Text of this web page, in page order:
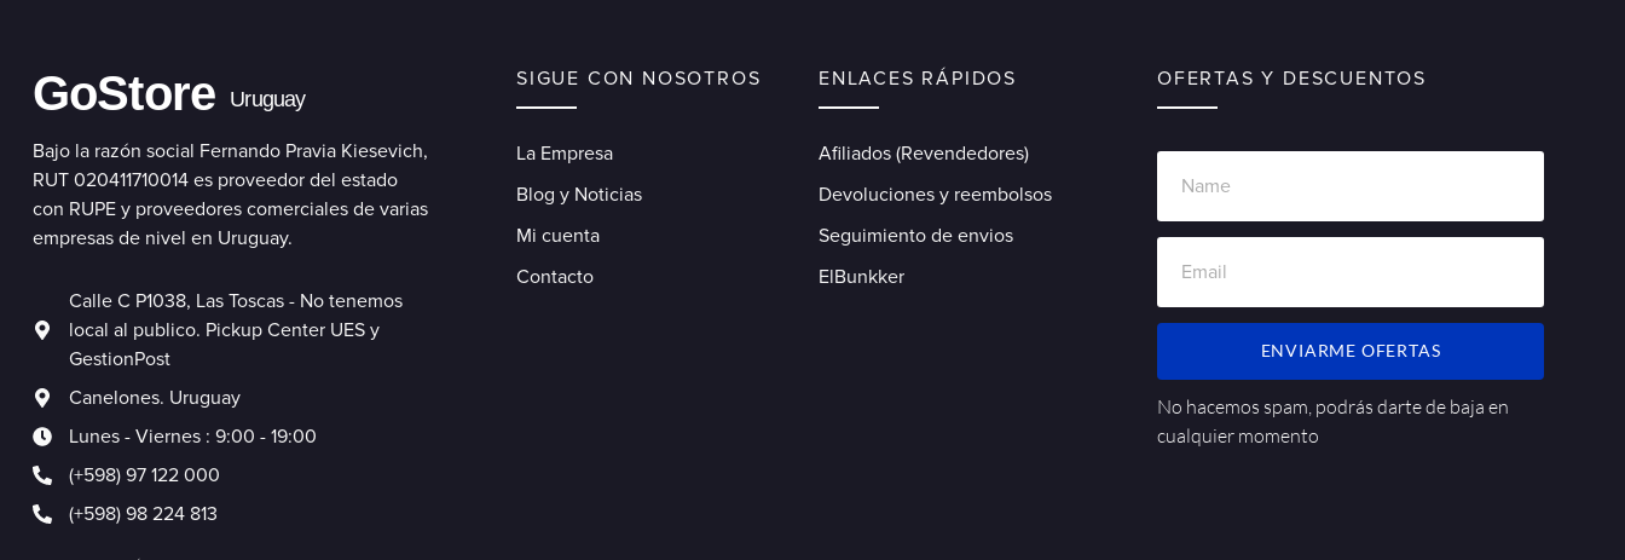
GoStore Uruguay
Bajo la razón social Fernando Pravia Kiesevich,
RUT 020411710014 es proveedor del estado
con RUPE y proveedores comerciales de varias
empresas de nivel en Uruguay.
Calle C P1038, Las Toscas - No tenemos
local al publico. Pickup Center UES y
GestionPost
Canelones. Uruguay
Lunes - Viernes : 9:00 - 19:00
(+598) 97 122 000
(+598) 98 224 813
SIGUE CON NOSOTROS
La Empresa
Blog y Noticias
Mi cuenta
Contacto
ENLACES RÁPIDOS
Afiliados (Revendedores)
Devoluciones y reembolsos
Seguimiento de envios
ElBunkker
OFERTAS Y DESCUENTOS
ENVIARME OFERTAS
No hacemos spam, podrás darte de baja en
cualquier momento